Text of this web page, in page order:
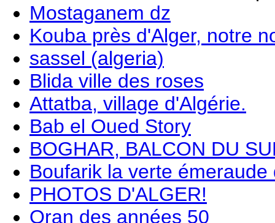
Mostaganem dz
Kouba près d'Alger, notre
sassel (algeria)
Blida ville des roses
Attatba, village d'Algérie.
Bab el Oued Story
BOGHAR, BALCON DU
Boufarik la verte émeraude
PHOTOS D'ALGER!
Oran des années 50